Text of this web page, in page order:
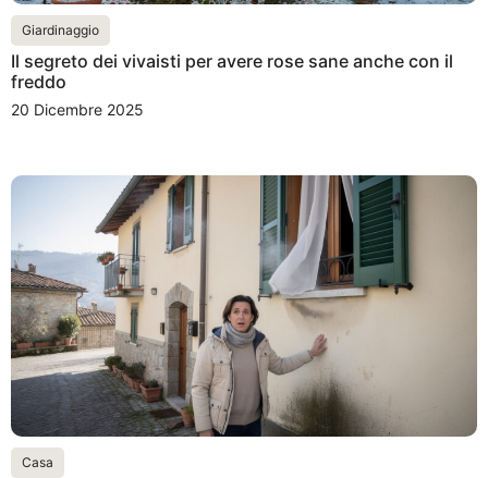
Giardinaggio
Il segreto dei vivaisti per avere rose sane anche con il
freddo
20 Dicembre 2025
Casa